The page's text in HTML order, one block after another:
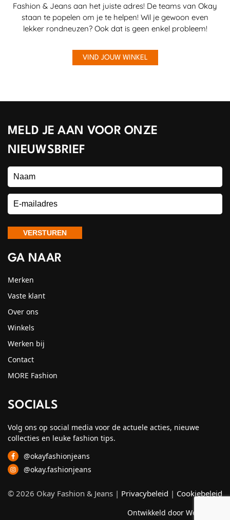
Fashion & Jeans aan het juiste adres! De teams van Okay
staan te popelen om je te helpen! Wil je gewoon even
lekker rondneuzen? Ook dat is geen enkel probleem!
VIND JOUW WINKEL
MELD JE AAN VOOR ONZE
NIEUWSBRIEF
GA NAAR
Merken
Vaste klant
Over ons
Winkels
Werken bij
Contact
MORE Fashion
SOCIALS
Volg ons op social media voor de actuele acties, nieuwe
collecties en leuke fashion tips.
@okayfashionjeans
@okay.fashionjeans
© 2026 Okay Fashion & Jeans | Privacybeleid | Cookiebeleid
Ontwikkeld door Webzuiver